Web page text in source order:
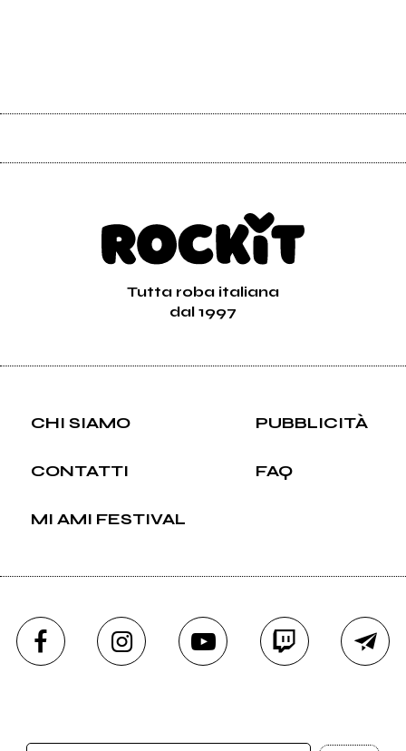
Tutta roba italiana
dal 1997
CHI SIAMO PUBBLICITÀ
CONTATTI FAQ
MI AMI FESTIVAL